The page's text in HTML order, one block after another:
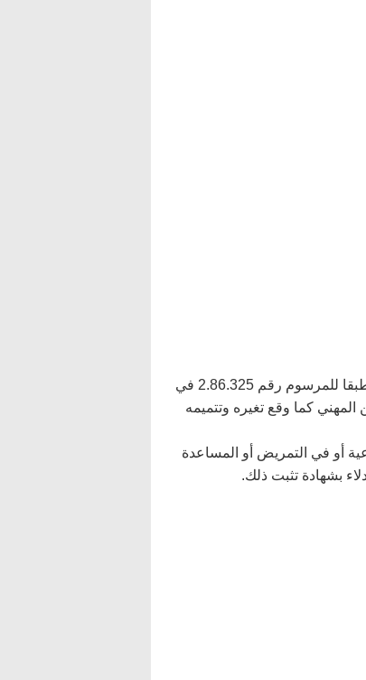
– دبلوم التأهيل المهني المسلم من طرف مؤسسات التكوين المهني طبقا للمرسوم رقم 2.86.325 في
التكوين المهني كما وقع تغيره وتتميمه
أو في التمريض أو المساعدة